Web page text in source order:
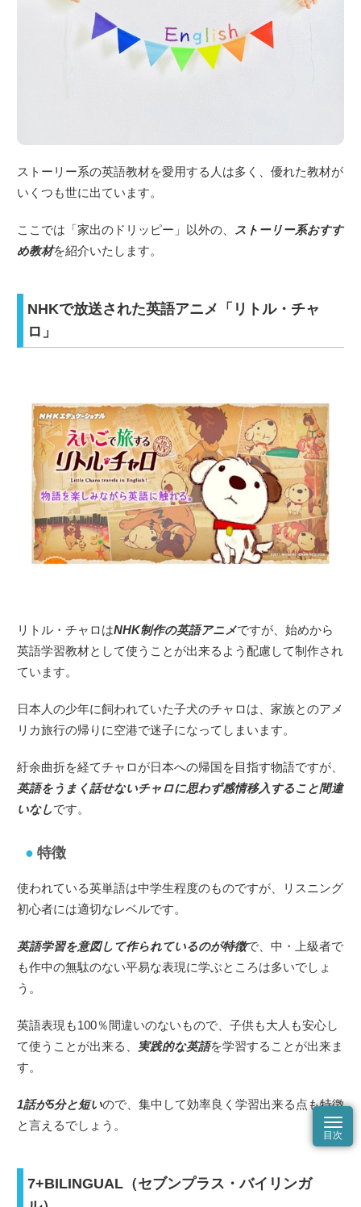
ストーリー系の英語教材を愛用する人は多く、優れた教材が
いくつも世に出ています。
ここでは「家出のドリッピー」以外の、 ストーリー系おすす
め教材を紹介いたします。
NHKで放送された英語アニメ「リトル・チャ
ロ」
リトル・チャロはNHK制作の英語アニメですが、始めから
英語学習教材として使うことが出来るよう配慮して制作され
ています。
日本人の少年に飼われていた子犬のチャロは、家族とのアメ
リカ旅行の帰りに空港で迷子になってしまいます。
紆余曲折を経てチャロが日本への帰国を目指す物語ですが、
英語をうまく話せないチャロに思わず感情移入すること間違
いなしです。
特徴
使われている英単語は中学生程度のものですが、リスニング
初心者には適切なレベルです。
英語学習を意図して作られているのが特徴で、中・上級者で
も作中の無駄のない平易な表現に学ぶところは多いでしょ
う。
英語表現も100％間違いのないもので、子供も大人も安心し
て使うことが出来る、 実践的な英語を学習することが出来ま
す。
1話が5分と短いので、集中して効率良く学習出来る点も特徴
と言えるでしょう。
7+BILINGUAL（セブンプラス・バイリンガ